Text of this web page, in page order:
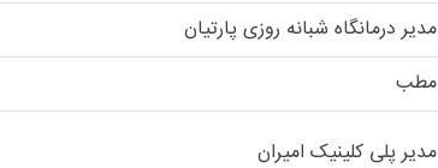
مدیر درمانگاه شبانه روزی پارتیان
مطب
مدیر پلی کلینیک امیران